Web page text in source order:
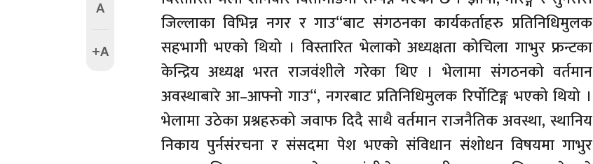
A
+A
जिल्लाका विभिन्न नगर र गाउ“बाट संगठनका कार्यकर्ताहरु प्रतिनिधिमुलक
सहभागी भएको थियो । विस्तारित भेलाको अध्यक्षता कोचिला गाभुर फ्रन्टका
केन्द्रिय अध्यक्ष भरत राजवंशीले गरेका थिए । भेलामा संगठनको वर्तमान
अवस्थाबारे आ–आफ्नो गाउ“, नगरबाट प्रतिनिधिमुलक रिर्पोटिङ्ग भएको थियो ।
भेलामा उठेका प्रश्नहरुको जवाफ दिदै साथै वर्तमान राजनैतिक अवस्था, स्थानिय
निकाय पुर्नसंरचना र संसदमा पेश भएको संविधान संशोधन विषयमा गाभुर